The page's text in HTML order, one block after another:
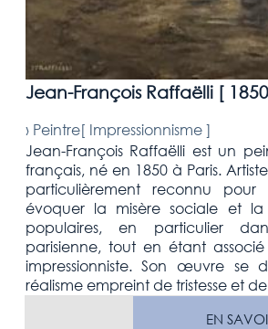
Jean-François Raffaëlli [
› Peintre[ Impressionnisme]
Jean-François Raffaëlli est un
français, né en 1850 à Paris.
particulièrement reconnu
évoquer la misère sociale et la
populaires, en particulier
parisienne, tout en étant
impressionniste. Son œuvre se
réalisme empreint de tristesse et
EN